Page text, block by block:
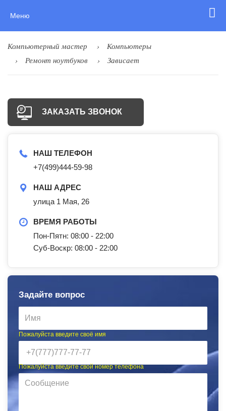
Меню
Компьютерный мастер
Компьютеры
Ремонт ноутбуков
Зависает
ЗАКАЗАТЬ ЗВОНОК
НАШ ТЕЛЕФОН
+7(499)444-59-98
НАШ АДРЕС
улица 1 Мая, 26
ВРЕМЯ РАБОТЫ
Пон-Пятн: 08:00 - 22:00
Суб-Воскр: 08:00 - 22:00
Задайте вопрос
Пожалуйста введите своё имя
Пожалуйста введите свой номер телефона